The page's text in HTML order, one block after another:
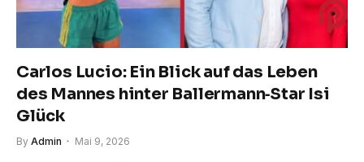
Carlos Lucio: Ein Blick auf das Leben
des Mannes hinter Ballermann‑Star Isi
Glück
By Admin Mai 9, 2026